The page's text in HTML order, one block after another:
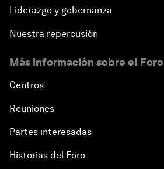
Liderazgo y gobernanza
Nuestra repercusión
Más información sobre el Foro
Centros
Reuniones
Partes interesadas
Historias del Foro